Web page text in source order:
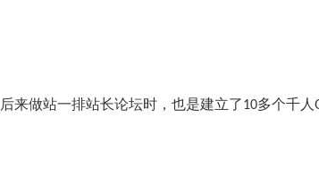
来做站一排站长论坛时，也是建立了10多个千人